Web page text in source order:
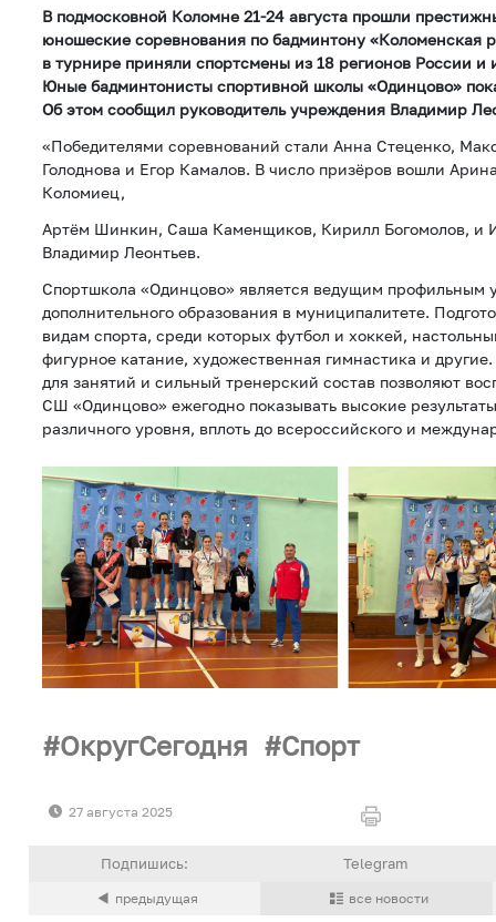
В подмосковной Коломне 21-24 августа прошли
юношеские соревнования по бадминтону «Коломенская
в турнире приняли спортсмены из 18 регионов России и
Юные бадминтонисты спортивной школы «Одинцово»
Об этом сообщил руководитель учреждения Владимир
«Победителями соревнований стали Анна Стеценко,
Голоднова и Егор Камалов. В число призёров вошли
Коломиец,
Артём Шинкин, Саша Каменщиков, Кирилл Богомолов, и
Владимир Леонтьев.
Спортшкола «Одинцово» является ведущим профильным
дополнительного образования в муниципалитете.
видам спорта, среди которых футбол и хоккей,
фигурное катание, художественная гимнастика и
для занятий и сильный тренерский состав позволяют
СШ «Одинцово» ежегодно показывать высокие
различного уровня, вплоть до всероссийского и
ОкругСегодня Спорт
27 августа 2025